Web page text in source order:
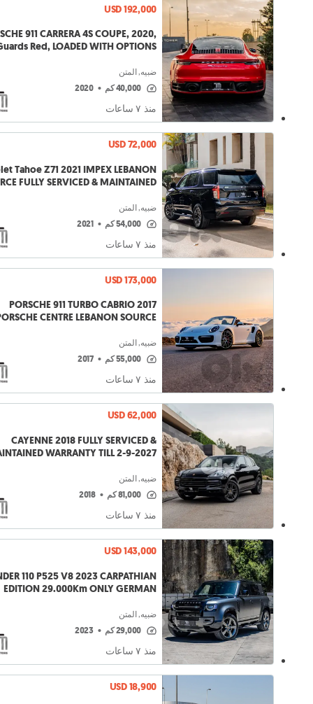
USD 192,000
911 CARRERA 4S COUPE, 2020,
Red, LOADED WITH OPTIONS !!
ضبيه, المتن
40,000 كم •
2020
منذ ٧ ساعات
USD 72,000
Tahoe Z71 2021 IMPEX LEBANON
FULLY SERVICED & MAINTAINED
ضبيه, المتن
54,000 كم •
2021
منذ ٧ ساعات
USD 173,000
PORSCHE 911 TURBO CABRIO 2017
CENTRE LEBANON SOURCE
ضبيه, المتن
55,000 كم •
2017
منذ ٧ ساعات
USD 62,000
CAYENNE 2018 FULLY SERVICED &
WARRANTY TILL 2-9-2027
ضبيه, المتن
81,000 كم •
2018
منذ ٧ ساعات
USD 143,000
V8 2023 CARPATHIAN
EDITION 29.000Km ONLY GERMAN
ضبيه, المتن
29,000 كم •
2023
منذ ٧ ساعات
USD 18,900